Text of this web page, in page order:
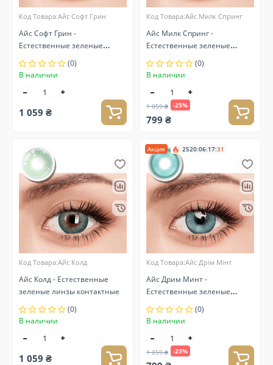
Код Товара:Айс Софт Грин
Айс Софт Грин -
Естественные зеленые
линзы контактные
(0)
В наличии
1 059 ₴
Код Товара:Айс Милк Спринг
Айс Милк Спринг -
Естественные зеленые
линзы контактные
(0)
В наличии
1 059 ₴ -25%
799 ₴
Код Товара:Айс Колд
Айс Колд - Естественные
зеленые линзы контактные
(0)
В наличии
1 059 ₴
Акция 2520:06:17:30
Код Товара:Айс Дрім Мінт
Айс Дрим Минт -
Естественные зеленые
линзы контактные
(0)
В наличии
1 059 ₴ -25%